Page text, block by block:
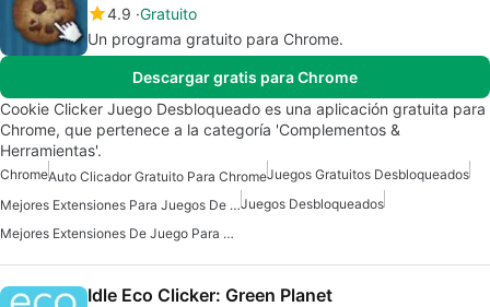
4.9 Gratuito
Un programa gratuito para Chrome.
Descargar gratis para Chrome
Cookie Clicker Juego Desbloqueado es una aplicación gratuita para
Chrome, que pertenece a la categoría 'Complementos &
Herramientas'.
ChromeAuto Clicador Gratuito Para ChromeJuegos Gratuitos Desbloqueados
Mejores Extensiones Para Juegos De ChromeJuegos Desbloqueados
Mejores Extensiones De Juego Para Chrome
Idle Eco Clicker: Green Planet